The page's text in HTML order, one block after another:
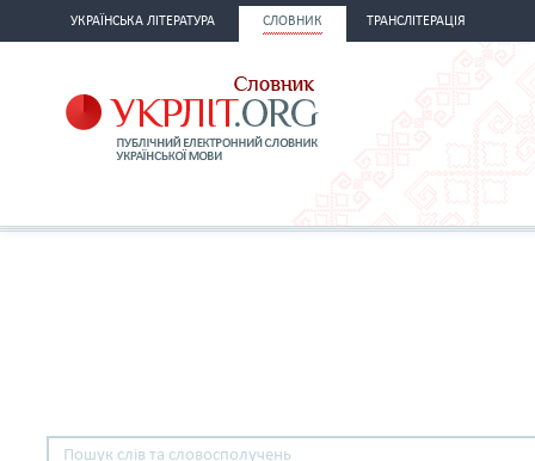
УКРАЇНСЬКА ЛІТЕРАТУРА СЛОВНИК ТРАНСЛІТЕРАЦІЯ